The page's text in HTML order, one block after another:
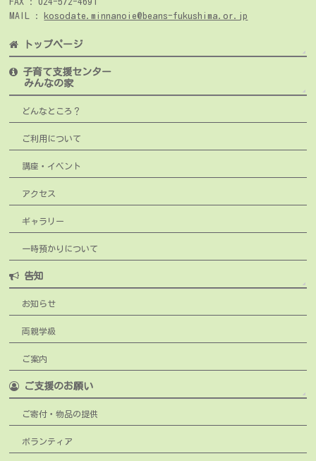
MAIL :
kosodate.minnanoie@beans-fukushima.or.jp
トップページ
子育て支援センター
みんなの家
どんなところ？
ご利用について
講座・イベント
アクセス
ギャラリー
一時預かりについて
告知
お知らせ
両親学級
ご案内
ご支援のお願い
ご寄付・物品の提供
ボランティア